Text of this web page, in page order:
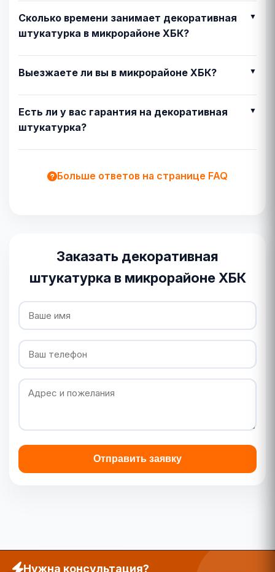
Сколько времени занимает декоративная
штукатурка в микрорайоне ХБК?
Выезжаете ли вы в микрорайоне ХБК?
Есть ли у вас гарантия на декоративная
штукатурка?
Больше ответов на странице FAQ
Заказать декоративная
штукатурка в микрорайоне ХБК
Отправить заявку
Нужна консультация?